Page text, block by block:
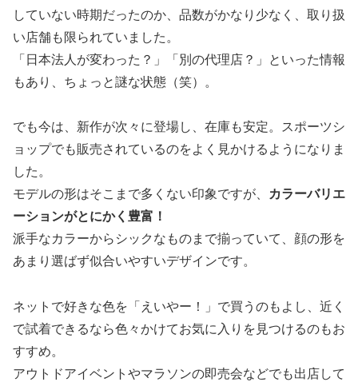
していない時期だったのか、品数がかなり少なく、取り扱
い店舗も限られていました。
「日本法人が変わった？」「別の代理店？」といった情報
もあり、ちょっと謎な状態（笑）。
でも今は、新作が次々に登場し、在庫も安定。スポーツシ
ョップでも販売されているのをよく見かけるようになりま
した。
モデルの形はそこまで多くない印象ですが、
カラーバリエ
ーションがとにかく豊富！
派手なカラーからシックなものまで揃っていて、顔の形を
あまり選ばず似合いやすいデザインです。
ネットで好きな色を「えいやー！」で買うのもよし、近く
で試着できるなら色々かけてお気に入りを見つけるのもお
すすめ。
アウトドアイベントやマラソンの即売会などでも出店して